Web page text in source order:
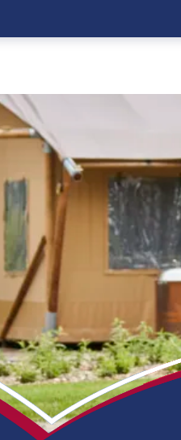
Campingplätze Holland